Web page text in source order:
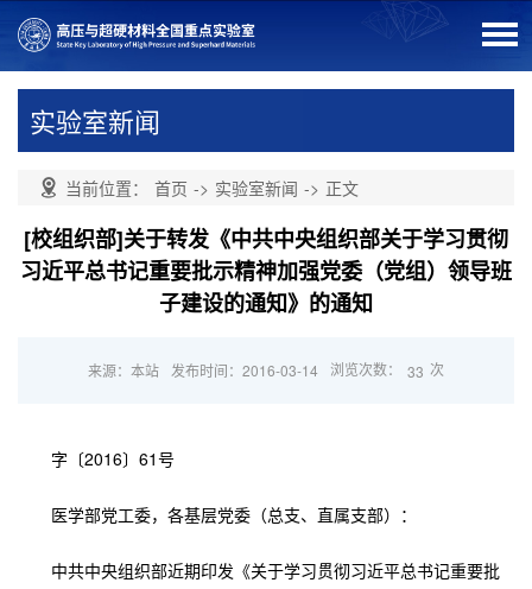
实验室新闻
当前位置： 首页 -> 实验室新闻 -> 正文
[校组织部]关于转发《中共中央组织部关于学习贯彻
习近平总书记重要批示精神加强党委（党组）领导班
子建设的通知》的通知
来源：本站 发布时间：2016-03-14 浏览次数： 33 次
字〔2016〕61号
医学部党工委，各基层党委（总支、直属支部）：
中共中央组织部近期印发《关于学习贯彻习近平总书记重要批